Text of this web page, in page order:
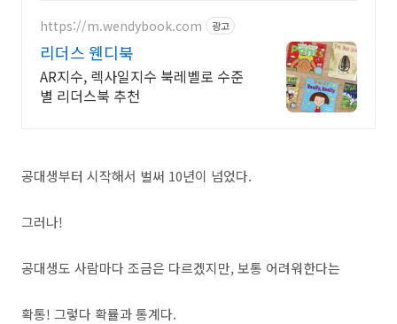
https://m.wendybook.com 광고
리더스 웬디북
AR지수, 렉사일지수 북레벨로 수준
별 리더스북 추천
공대생부터 시작해서 벌써 10년이 넘었다.
그러나!
공대생도 사람마다 조금은 다르겠지만, 보통 어려워한다는
확통! 그렇다 확률과 통계다.